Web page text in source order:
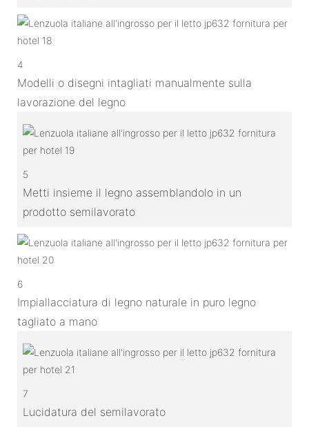
4
Modelli o disegni intagliati manualmente sulla
lavorazione del legno
5
Metti insieme il legno assemblandolo in un
prodotto semilavorato
6
Impiallacciatura di legno naturale in puro legno
tagliato a mano
7
Lucidatura del semilavorato